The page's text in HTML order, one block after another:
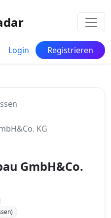
Login Registrieren
KG
GmbH&Co.